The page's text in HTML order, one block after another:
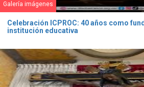
Galería imágenes
Celebración ICPROC: 40 años como
institución educativa